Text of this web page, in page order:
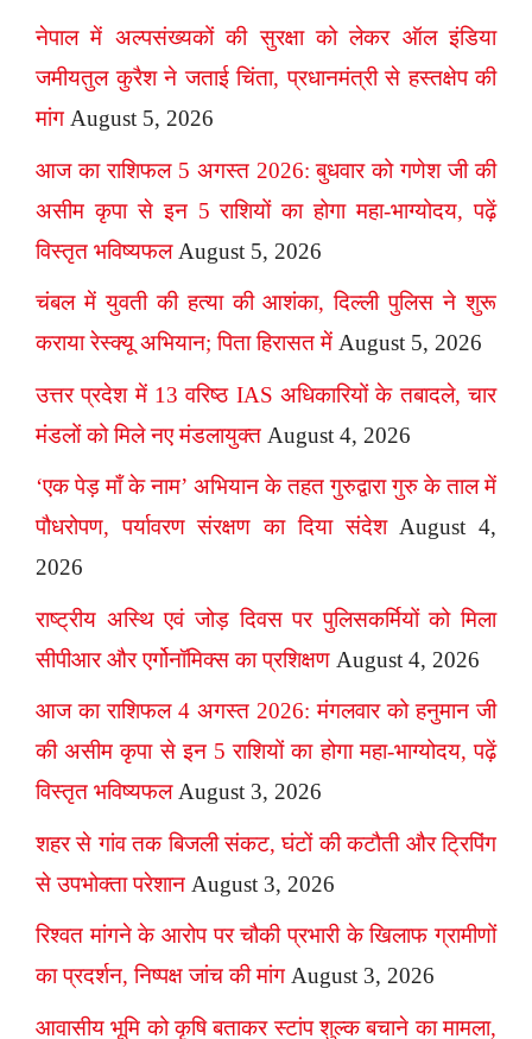
नेपाल में अल्पसंख्यकों की सुरक्षा को लेकर ऑल इंडिया
जमीयतुल कुरैश ने जताई चिंता, प्रधानमंत्री से हस्तक्षेप की
मांग August 5, 2026
आज का राशिफल 5 अगस्त 2026: बुधवार को गणेश जी की
असीम कृपा से इन 5 राशियों का होगा महा-भाग्योदय, पढ़ें
विस्तृत भविष्यफल August 5, 2026
चंबल में युवती की हत्या की आशंका, दिल्ली पुलिस ने शुरू
कराया रेस्क्यू अभियान; पिता हिरासत में August 5, 2026
उत्तर प्रदेश में 13 वरिष्ठ IAS अधिकारियों के तबादले, चार
मंडलों को मिले नए मंडलायुक्त August 4, 2026
‘एक पेड़ माँ के नाम’ अभियान के तहत गुरुद्वारा गुरु के ताल में
पौधरोपण, पर्यावरण संरक्षण का दिया संदेश August 4,
2026
राष्ट्रीय अस्थि एवं जोड़ दिवस पर पुलिसकर्मियों को मिला
सीपीआर और एर्गोनॉमिक्स का प्रशिक्षण August 4, 2026
आज का राशिफल 4 अगस्त 2026: मंगलवार को हनुमान जी
की असीम कृपा से इन 5 राशियों का होगा महा-भाग्योदय, पढ़ें
विस्तृत भविष्यफल August 3, 2026
शहर से गांव तक बिजली संकट, घंटों की कटौती और ट्रिपिंग
से उपभोक्ता परेशान August 3, 2026
रिश्वत मांगने के आरोप पर चौकी प्रभारी के खिलाफ ग्रामीणों
का प्रदर्शन, निष्पक्ष जांच की मांग August 3, 2026
आवासीय भूमि को कृषि बताकर स्टांप शुल्क बचाने का मामला,